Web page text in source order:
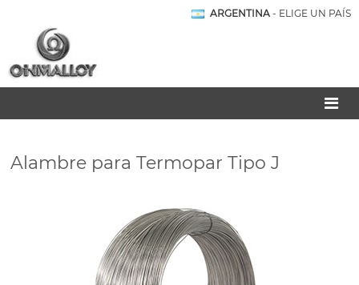
ARGENTINA - ELIGE UN PAÍS
Alambre para Termopar Tipo J